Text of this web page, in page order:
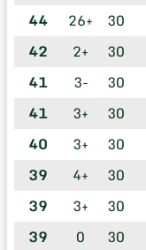
30
+26
44
30
+2
42
30
-3
41
30
+3
41
30
+3
40
30
+4
39
30
+3
39
30
0
39